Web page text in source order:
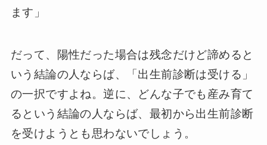
ます」
だって、陽性だった場合は残念だけど諦めると
いう結論の人ならば、「出生前診断は受ける」
の一択ですよね。逆に、どんな子でも産み育て
るという結論の人ならば、最初から出生前診断
を受けようとも思わないでしょう。